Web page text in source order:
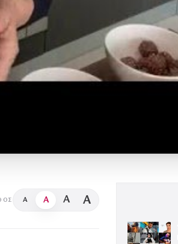
A A A A